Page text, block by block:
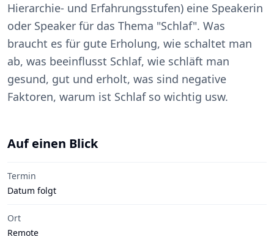
Hierarchie‑ und Erfahrungsstufen) eine Speakerin
oder Speaker für das Thema "Schlaf". Was
braucht es für gute Erholung, wie schaltet man
ab, was beeinflusst Schlaf, wie schläft man
gesund, gut und erholt, was sind negative
Faktoren, warum ist Schlaf so wichtig usw.
Auf einen Blick
Termin
Datum folgt
Ort
Remote